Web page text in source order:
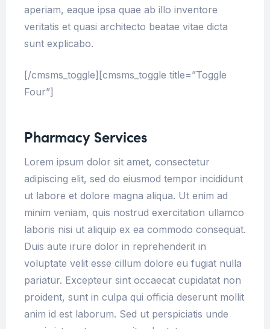
aperiam, eaque ipsa quae ab illo inventore
veritatis et quasi architecto beatae vitae dicta
sunt explicabo.
[/cmsms_toggle][cmsms_toggle title=”Toggle
Four”]
Pharmacy Services
Lorem ipsum dolor sit amet, consectetur
adipiscing elit, sed do eiusmod tempor incididunt
ut labore et dolore magna aliqua. Ut enim ad
minim veniam, quis nostrud exercitation ullamco
laboris nisi ut aliquip ex ea commodo consequat.
Duis aute irure dolor in reprehenderit in
voluptate velit esse cillum dolore eu fugiat nulla
pariatur. Excepteur sint occaecat cupidatat non
proident, sunt in culpa qui officia deserunt mollit
anim id est laborum. Sed ut perspiciatis unde